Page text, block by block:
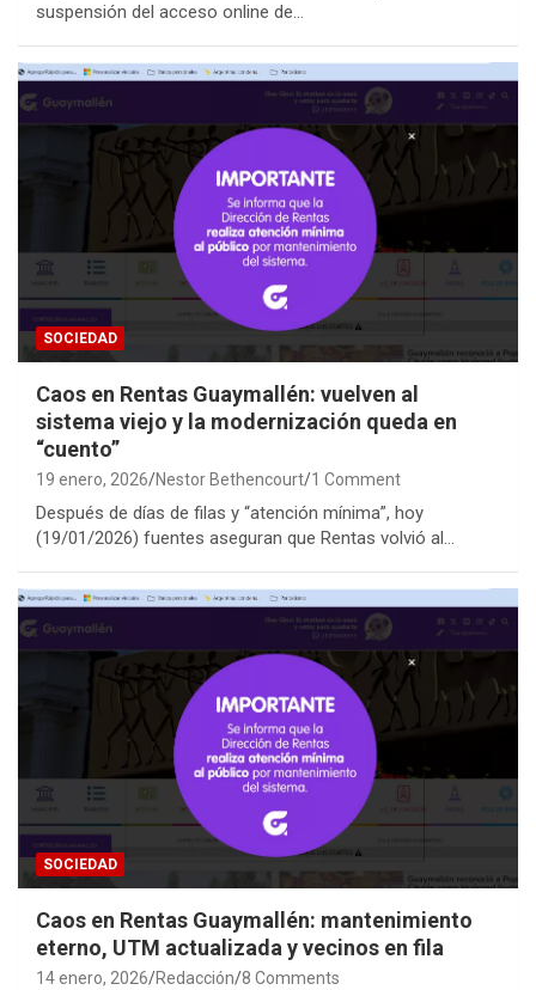
suspensión del acceso online de…
SOCIEDAD
Caos en Rentas Guaymallén: vuelven al
sistema viejo y la modernización queda en
“cuento”
19 enero, 2026 Nestor Bethencourt 1 Comment
Después de días de filas y “atención mínima”, hoy
(19/01/2026) fuentes aseguran que Rentas volvió al…
SOCIEDAD
Caos en Rentas Guaymallén: mantenimiento
eterno, UTM actualizada y vecinos en fila
14 enero, 2026 Redacción 8 Comments